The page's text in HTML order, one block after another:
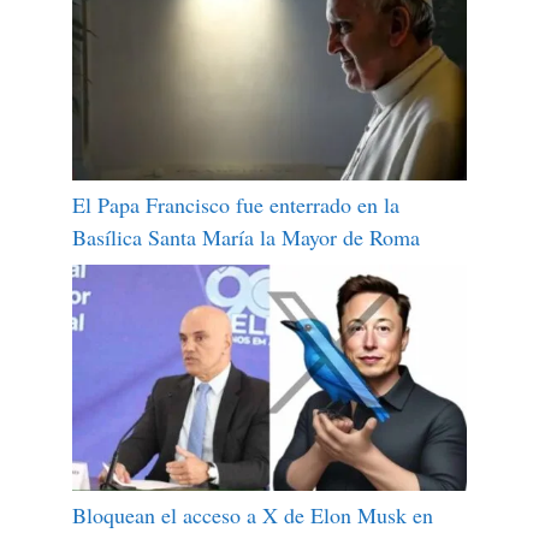
El Papa Francisco fue enterrado en la
Basílica Santa María la Mayor de Roma
Bloquean el acceso a X de Elon Musk en